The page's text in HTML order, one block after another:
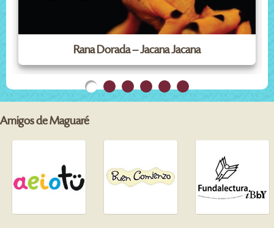
Rana Dorada – Jacana Jacana
Amigos de Maguaré